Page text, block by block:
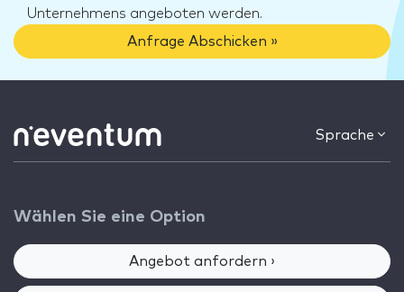
Unternehmens angeboten werden.
Anfrage Abschicken »
Sprache
Wählen Sie eine Option
Angebot anfordern ›